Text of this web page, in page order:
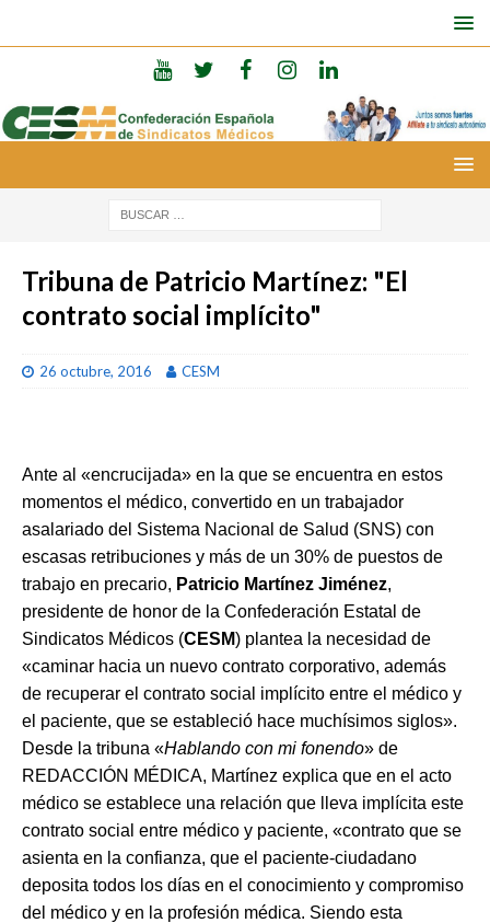
Tribuna de Patricio Martínez: "El
contrato social implícito"
26 octubre, 2016 CESM
Ante al «encrucijada» en la que se encuentra en estos
momentos el médico, convertido en un trabajador
asalariado del Sistema Nacional de Salud (SNS) con
escasas retribuciones y más de un 30% de puestos de
trabajo en precario, Patricio Martínez Jiménez,
presidente de honor de la Confederación Estatal de
Sindicatos Médicos (CESM) plantea la necesidad de
«caminar hacia un nuevo contrato corporativo, además
de recuperar el contrato social implícito entre el médico y
el paciente, que se estableció hace muchísimos siglos».
Desde la tribuna «Hablando con mi fonendo» de
REDACCIÓN MÉDICA, Martínez explica que en el acto
médico se establece una relación que lleva implícita este
contrato social entre médico y paciente, «contrato que se
asienta en la confianza, que el paciente-ciudadano
deposita todos los días en el conocimiento y compromiso
del médico y en la profesión médica. Siendo esta